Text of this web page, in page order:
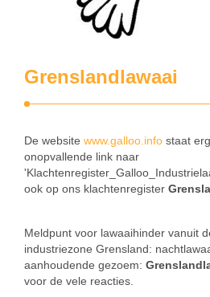
Grenslandlawaai
De website www.galloo.info staat
onopvallende link naar
ook op ons klachtenregister
Meldpunt voor lawaaihinder vanuit
industriezone Grensland:
aanhoudende gezoem:
voor de vele reacties.